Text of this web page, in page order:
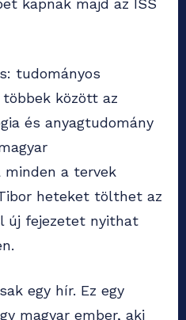
kapnak majd az ISS
tudományos
között az
és anyagtudomány
minden a tervek
heteket tölthet az
új fejezetet nyithat
egy hír. Ez egy
magyar ember, aki